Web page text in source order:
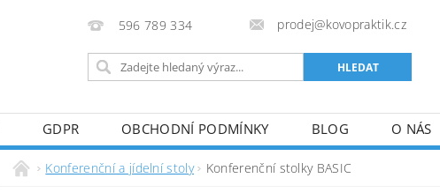
596 789 334 prodej@kovopraktik.cz
GDPR OBCHODNÍ PODMÍNKY BLOG O NÁS
Konferenční a jídelní stoly Konferenční stolky BASIC